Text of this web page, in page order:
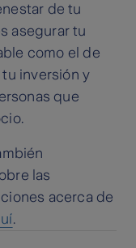
de tu
asegurar tu
como el de
inversión y
que
las
acerca de
.